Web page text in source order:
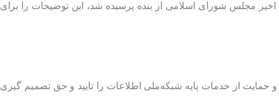
مجلس شورای اسلامی از بنده پرسیده شد، این توضیحات را برای
از حقوق کاربران و حمایت از خدمات پایه شبکه‌ملی اطلاعات را تایید و حق تصمیم گیری